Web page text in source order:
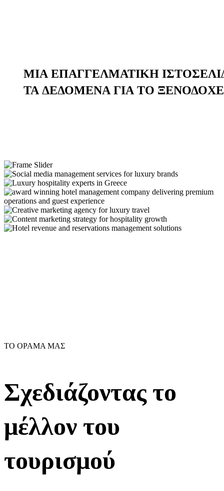
ΜΙΑ ΕΠΑΓΓΕΛΜΑΤΙΚΗ
ΤΑ ΔΕΔΟΜΕΝΑ ΓΙΑ ΤΟ
ΤΟ ΟΡΑΜΑ ΜΑΣ
Σχεδιάζοντας το
μέλλον του
τουρισμού